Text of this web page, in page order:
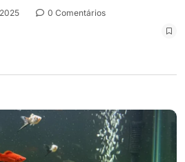
0 Comentários